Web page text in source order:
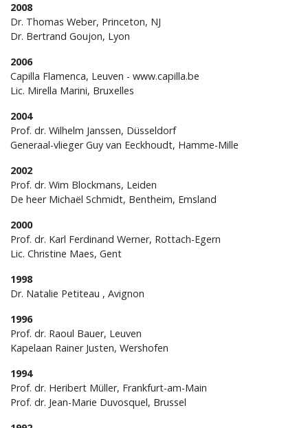
2008
Dr. Thomas Weber, Princeton, NJ
Dr. Bertrand Goujon, Lyon
2006
Capilla Flamenca, Leuven - www.capilla.be
Lic. Mirella Marini, Bruxelles
2004
Prof. dr. Wilhelm Janssen, Düsseldorf
Generaal-vlieger Guy van Eeckhoudt, Hamme-Mille
2002
Prof. dr. Wim Blockmans, Leiden
De heer Michaël Schmidt, Bentheim, Emsland
2000
Prof. dr. Karl Ferdinand Werner, Rottach-Egern
Lic. Christine Maes, Gent
1998
Dr. Natalie Petiteau , Avignon
1996
Prof. dr. Raoul Bauer, Leuven
Kapelaan Rainer Justen, Wershofen
1994
Prof. dr. Heribert Müller, Frankfurt-am-Main
Prof. dr. Jean-Marie Duvosquel, Brussel